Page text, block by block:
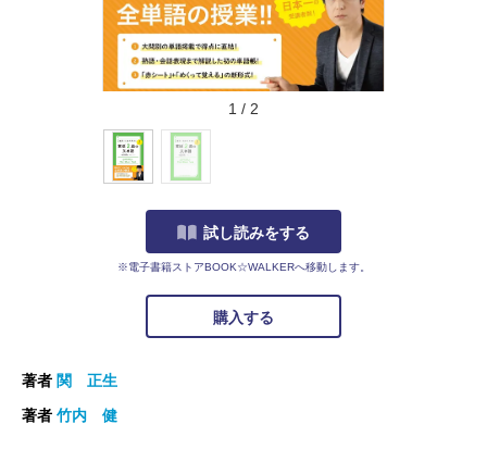
1 / 2
試し読みをする
※電子書籍ストアBOOK☆WALKERへ移動します。
購入する
著者 関 正生
著者 竹内 健